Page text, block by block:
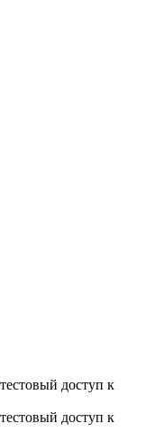
доступ к
доступ к